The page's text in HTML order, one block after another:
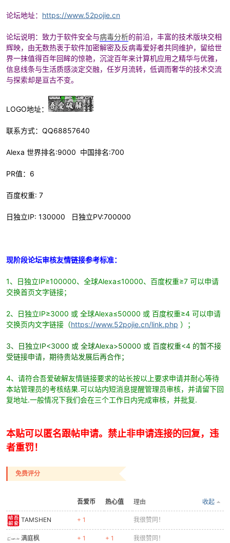
cn
论坛地址： https://www.52pojie.cn
论坛说明：致力于软件安全与病毒分析的前沿，丰富的技术版块交相
辉映，由无数热衷于软件加密解密及反病毒爱好者共同维护，留给世
界一抹值得百年回眸的惊艳，沉淀百年来计算机应用之精华与优雅，
信息线条与生活质感淡定交融，任岁月流转，低调而奢华的技术交流
与探索却是亘古不变。
LOGO地址：
联系方式：QQ68857640
Alexa 世界排名:9000 中国排名:700
PR值：6
百度权重: 7
日独立IP: 130000 日独立PV:700000
现阶段论坛审核友情链接参考标准：
1、日独立IP≥100000、全球Alexa≤10000、百度权重≥7 可以申请
交换首页文字链接；
2、日独立IP≥3000 或 全球Alexa≤50000 或 百度权重≥4 可以申请
交换页内文字链接（https://www.52pojie.cn/link.php ）；
3、日独立IP<3000 或 全球Alexa>50000 或 百度权重<4 的暂不接
受链接申请，期待贵站发展后再合作；
4、请符合吾爱破解友情链接要求的站长按以上要求申请并耐心等待
本站管理员的考核结果.可以站内短消息提醒管理员审核，并请留下回
复地址.一般情况下我们会在三个工作日内完成审核，并批复.
本贴可以匿名跟帖申请。禁止非申请连接的回复，违
者重罚！
免费评分
吾爱币 热心值 收起
理由
TAMSHEN + 1 我很赞同！
满庭枫 + 1 + 1 我很赞同！